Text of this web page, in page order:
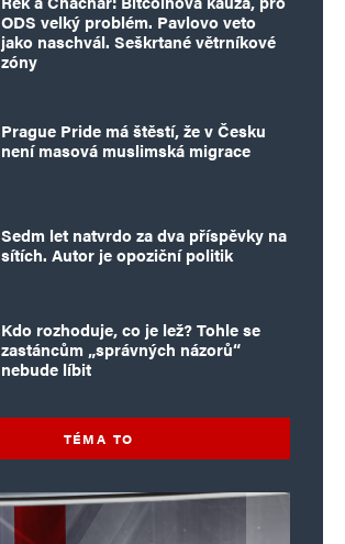
ODS velký problém. Pavlovo veto
jako naschvál. Seškrtané větrníkové
zóny
Prague Pride má štěstí, že v Česku
není masová muslimská migrace
Sedm let natvrdo za dva příspěvky na
sítích. Autor je opoziční politik
Kdo rozhoduje, co je lež? Tohle se
zastáncům „správných názorů“
nebude líbit
TÉMA TO